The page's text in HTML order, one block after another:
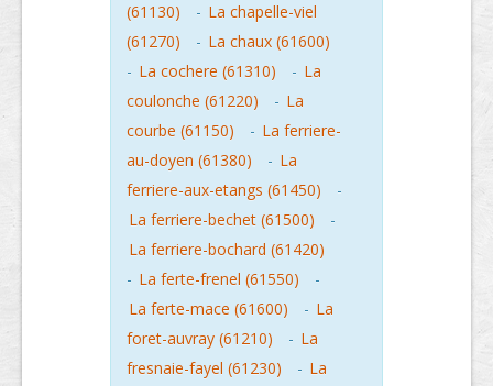
(61130)
- La chapelle-viel
(61270)
- La chaux (61600)
- La cochere (61310) - La
coulonche (61220)
- La
courbe (61150)
- La ferriere-
au-doyen (61380)
- La
ferriere-aux-etangs (61450)
-
La ferriere-bechet (61500)
-
La ferriere-bochard (61420)
- La ferte-frenel (61550)
-
La ferte-mace (61600)
- La
foret-auvray (61210)
- La
fresnaie-fayel (61230)
- La